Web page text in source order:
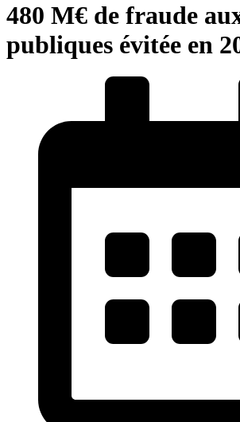
480 M€ de fraude
publiques évitée en